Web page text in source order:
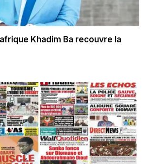
Khadim Ba recouvre la